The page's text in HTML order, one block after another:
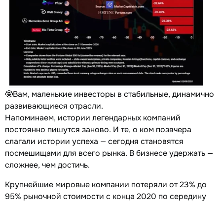
🤓Вам, маленькие инвесторы в стабильные, динамично
развивающиеся отрасли.
Напоминаем, истории легендарных компаний
постоянно пишутся заново. И те, о ком позвчера
слагали истории успеха — сегодня становятся
посмешищами для всего рынка. В бизнесе удержать —
сложнее, чем достичь.
Крупнейшие мировые компании потеряли от 23% до
95% рыночной стоимости с конца 2020 по середину